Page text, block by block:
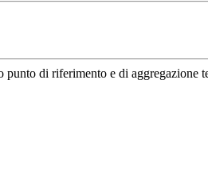
di riferimento e di aggregazione